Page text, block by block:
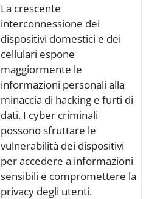
La crescente
interconnessione dei
dispositivi domestici e dei
cellulari espone
maggiormente le
informazioni personali alla
minaccia di hacking e furti di
dati. I cyber criminali
possono sfruttare le
vulnerabilità dei dispositivi
per accedere a informazioni
sensibili e compromettere la
privacy degli utenti.